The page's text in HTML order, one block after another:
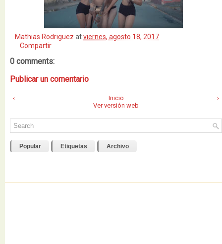
Mathias Rodriguez atviernes, agosto 18, 2017
Compartir
0 comments:
Publicar un comentario
‹ ›
Inicio
Ver versión web
Popular Etiquetas Archivo